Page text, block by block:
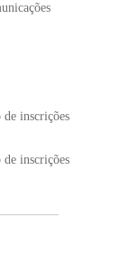
inscrições
inscrições